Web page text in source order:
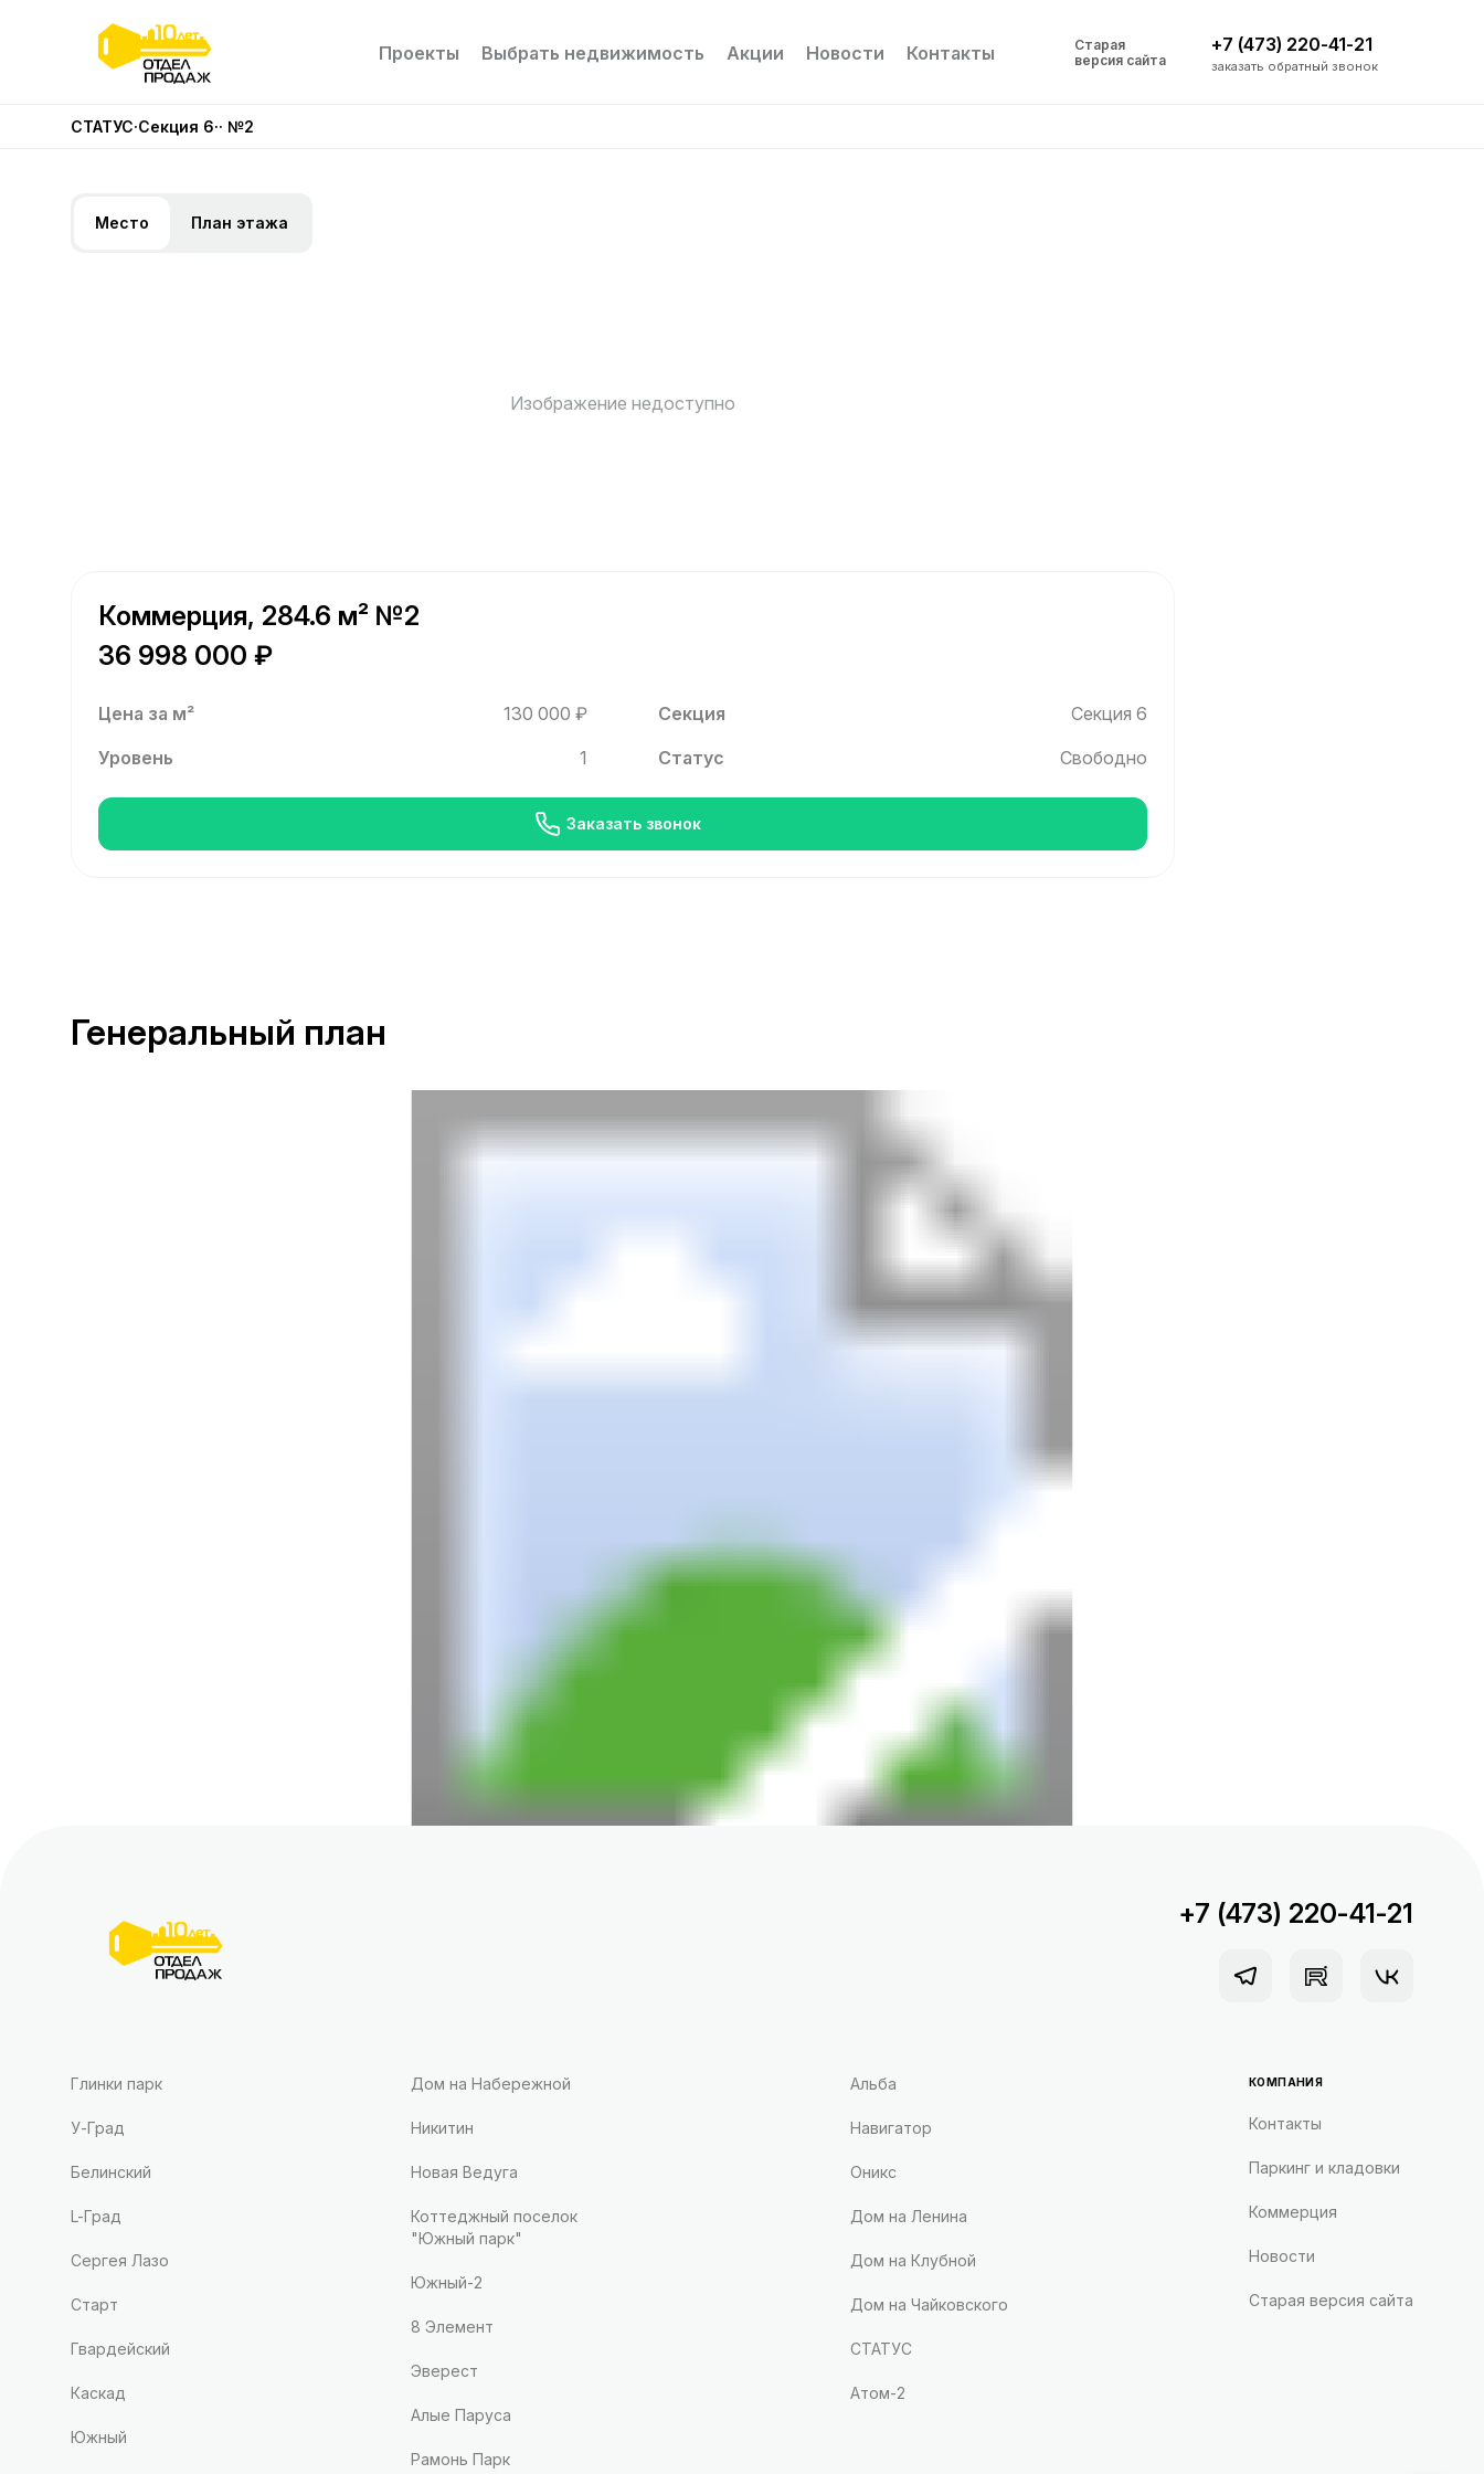
Проекты Выбрать недвижимость Акции Новости Контакты
Старая
версия сайта
+7 (473) 220-41-21
заказать обратный звонок
СТАТУС·Секция 6·· №2
Место План этажа
Изображение недоступно
Коммерция, 284.6 м² №2
36 998 000 ₽
Цена за м² 130 000 ₽ Секция
Секция 6
Уровень
1 Статус Свободно
Заказать звонок
Генеральный план
+7 (473) 220-41-21
Глинки парк
У-Град
Белинский
L-Град
Сергея Лазо
Старт
Гвардейский
Каскад
Южный
Дом на Набережной
Никитин
Новая Ведуга
Коттеджный поселок
"Южный парк"
Южный-2
8 Элемент
Эверест
Алые Паруса
Рамонь Парк
Альба
Навигатор
Оникс
Дом на Ленина
Дом на Клубной
Дом на Чайковского
СТАТУС
Атом-2
КОМПАНИЯ
Контакты
Паркинг и кладовки
Коммерция
Новости
Старая версия сайта